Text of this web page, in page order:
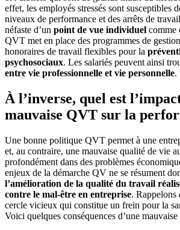
effet, les employés stressés sont susceptibles
niveaux de performance et des arrêts de
néfaste d’un point de vue individuel comme
QVT met en place des programmes de
honoraires de travail flexibles pour la
psychosociaux. Les salariés peuvent ainsi
entre vie professionnelle et vie personnelle.
À l’inverse, quel est
mauvaise QVT sur la
Une bonne politique QVT permet à une
et, au contraire, une mauvaise qualité de vie
profondément dans des problèmes
enjeux de la démarche QV ne se résument
l’amélioration de la qualité du travail
contre le mal-être en entreprise. Rappelons
cercle vicieux qui constitue un frein pour la
Voici quelques conséquences d’une